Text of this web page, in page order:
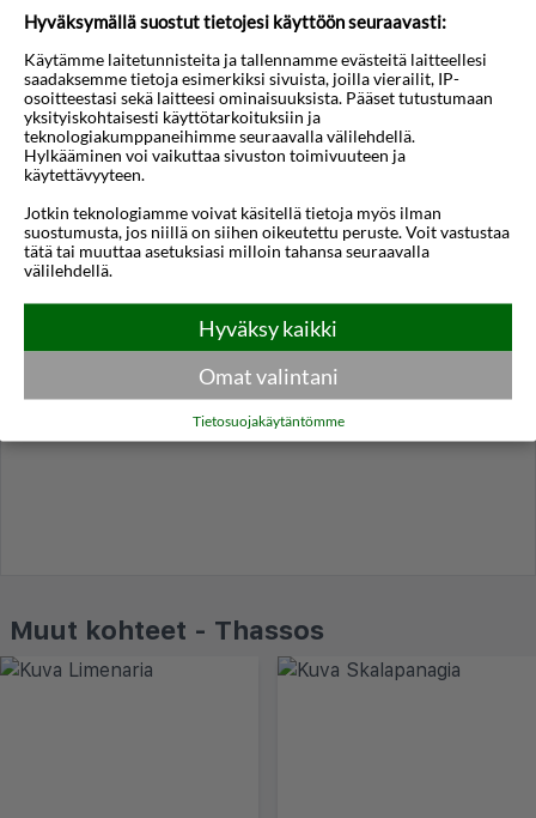
Kartta
Muut kohteet - Thassos
Hyväksymällä suostut tietojesi käyttöön seuraavasti:
Käytämme laitetunnisteita ja tallennamme evästeitä laitteellesi
saadaksemme tietoja esimerkiksi sivuista, joilla vierailit, IP-
osoitteestasi sekä laitteesi ominaisuuksista. Pääset tutustumaan
yksityiskohtaisesti käyttötarkoituksiin ja
teknologiakumppaneihimme seuraavalla välilehdellä.
Hylkääminen voi vaikuttaa sivuston toimivuuteen ja
käytettävyyteen.
Jotkin teknologiamme voivat käsitellä tietoja myös ilman
suostumusta, jos niillä on siihen oikeutettu peruste. Voit vastustaa
tätä tai muuttaa asetuksiasi milloin tahansa seuraavalla
välilehdellä.
Hyväksy kaikki
Omat valintani
Tietosuojakäytäntömme